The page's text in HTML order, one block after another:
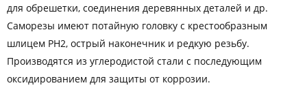
для обрешетки, соединения деревянных деталей и др.
Саморезы имеют потайную головку с крестообразным
шлицем РН2, острый наконечник и редкую резьбу.
Производятся из углеродистой стали с последующим
оксидированием для защиты от коррозии.